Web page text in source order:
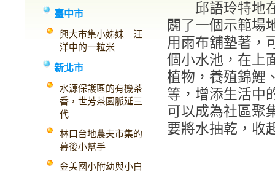
臺中市
興大市集小姊妹 汪
洋中的一粒米
新北市
水源保護區的有機茶
香，世芳茶園脈延三
代
林口台地農夫市集的
幕後小幫手
金美國小附幼與小白
邱語玲特地
闢了一個示範場
用雨布舖墊著，
個小水池，在上
植物，養殖錦鯉
等，增添生活中
可以成為社區聚
要將水抽乾，收